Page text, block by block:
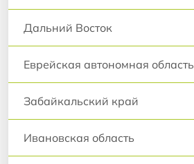
Дальний Восток
Еврейская автономная область
Забайкальский край
Ивановская область